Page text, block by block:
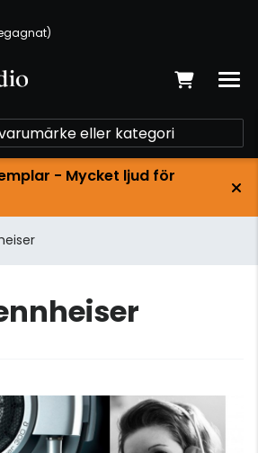
- Mycket ljud för